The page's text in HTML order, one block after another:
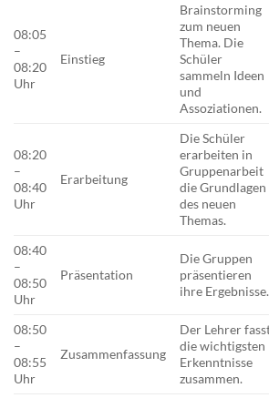
08:05
–
08:20
Uhr
Einstieg
Brainstorming
zum neuen
Thema. Die
Schüler
sammeln Ideen
und
Assoziationen.
08:20
–
08:40
Uhr
Erarbeitung
Die Schüler
erarbeiten in
Gruppenarbeit
die Grundlagen
des neuen
Themas.
08:40
–
08:50
Uhr
Präsentation
Die Gruppen
präsentieren
ihre Ergebnisse.
08:50
–
08:55
Uhr
Zusammenfassung
Der Lehrer
die wichtigsten
Erkenntnisse
zusammen.